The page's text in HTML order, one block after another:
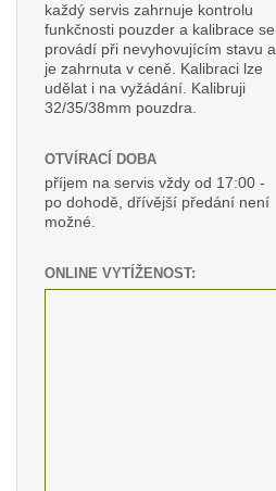
každý servis zahrnuje kontrolu
funkčnosti pouzder a kalibrace se
provádí při nevyhovujícím stavu a
je zahrnuta v ceně. Kalibraci lze
udělat i na vyžádání. Kalibruji
32/35/38mm pouzdra.
OTVÍRACÍ DOBA
příjem na servis vždy od 17:00 -
po dohodě, dřívější předání není
možné.
ONLINE VYTÍŽENOST: